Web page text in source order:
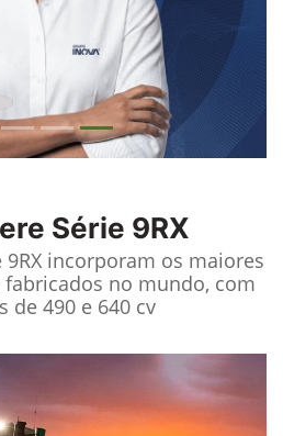
Série 9RX
incorporam os maiores
fabricados no mundo, com
de 490 e 640 cv